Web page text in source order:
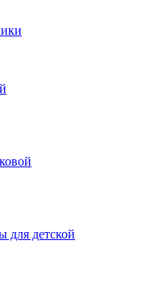
для детской